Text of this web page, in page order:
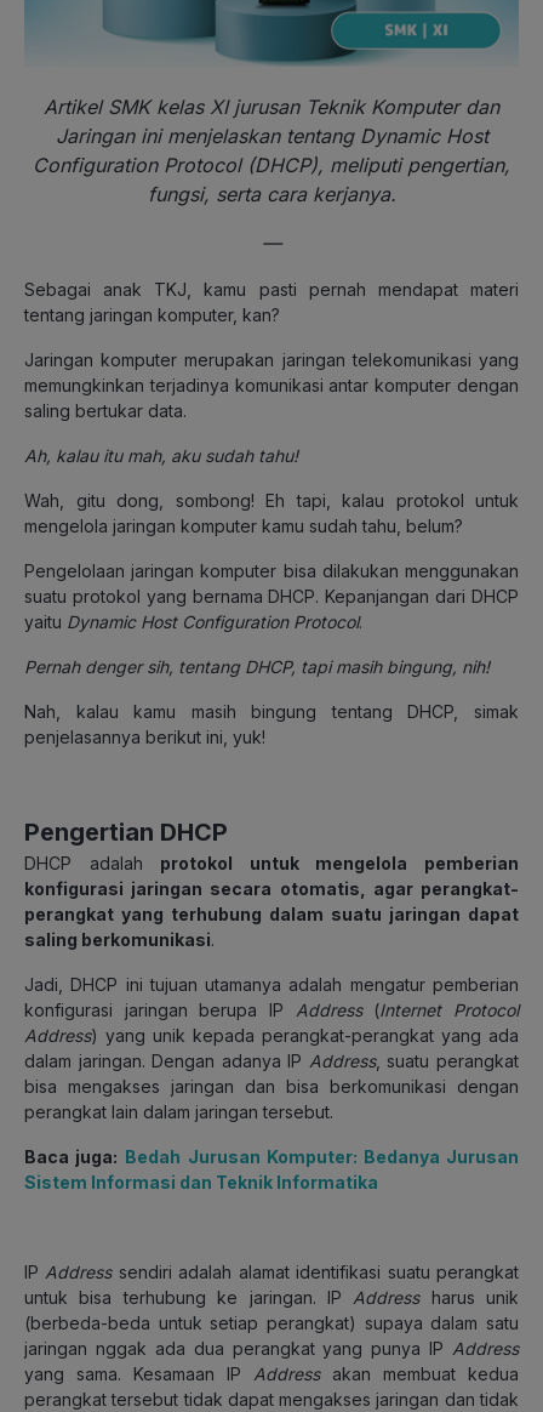
Artikel SMK kelas XI jurusan Teknik Komputer dan
Jaringan ini menjelaskan tentang Dynamic Host
Configuration Protocol (DHCP), meliputi pengertian,
fungsi, serta cara kerjanya.
—
Sebagai anak TKJ, kamu pasti pernah mendapat materi
tentang jaringan komputer, kan?
Jaringan komputer merupakan jaringan telekomunikasi yang
memungkinkan terjadinya komunikasi antar komputer dengan
saling bertukar data.
Ah, kalau itu mah, aku sudah tahu!
Wah, gitu dong, sombong! Eh tapi, kalau protokol untuk
mengelola jaringan komputer kamu sudah tahu, belum?
Pengelolaan jaringan komputer bisa dilakukan menggunakan
suatu protokol yang bernama DHCP. Kepanjangan dari DHCP
yaitu Dynamic Host Configuration Protocol.
Pernah denger sih, tentang DHCP, tapi masih bingung, nih!
Nah, kalau kamu masih bingung tentang DHCP, simak
penjelasannya berikut ini, yuk!
Pengertian DHCP
DHCP adalah protokol untuk mengelola pemberian
konfigurasi jaringan secara otomatis, agar perangkat-
perangkat yang terhubung dalam suatu jaringan dapat
saling berkomunikasi.
Jadi, DHCP ini tujuan utamanya adalah mengatur pemberian
konfigurasi jaringan berupa IP Address (Internet Protocol
Address) yang unik kepada perangkat-perangkat yang ada
dalam jaringan. Dengan adanya IP Address, suatu perangkat
bisa mengakses jaringan dan bisa berkomunikasi dengan
perangkat lain dalam jaringan tersebut.
Baca juga: Bedah Jurusan Komputer: Bedanya Jurusan
Sistem Informasi dan Teknik Informatika
IP Address sendiri adalah alamat identifikasi suatu perangkat
untuk bisa terhubung ke jaringan. IP Address harus unik
(berbeda-beda untuk setiap perangkat) supaya dalam satu
jaringan nggak ada dua perangkat yang punya IP Address
yang sama. Kesamaan IP Address akan membuat kedua
perangkat tersebut tidak dapat mengakses jaringan dan tidak